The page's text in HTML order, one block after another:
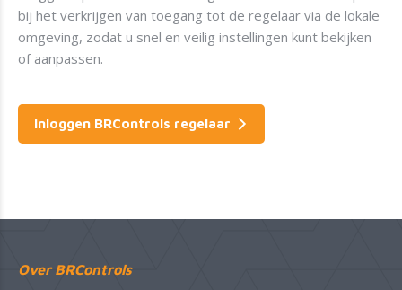
bij het verkrijgen van toegang tot de regelaar via de lokale
omgeving, zodat u snel en veilig instellingen kunt bekijken
of aanpassen.
Inloggen BRControls regelaar
Over BRControls